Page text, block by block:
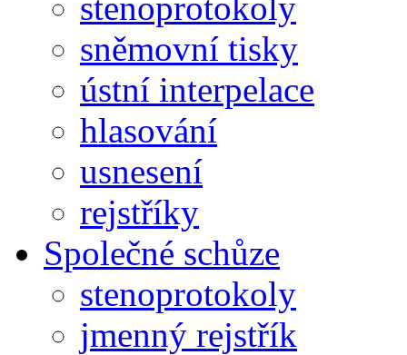
sněmovní tisky
ústní interpelace
hlasování
usnesení
rejstříky
Společné schůze
stenoprotokoly
jmenný rejstřík